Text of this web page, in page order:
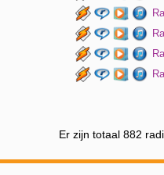
Er zijn totaal 882